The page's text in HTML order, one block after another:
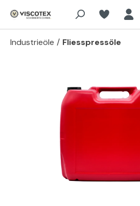
Zum Hauptinhalt springen
Industrieöle / Fliesspressöle